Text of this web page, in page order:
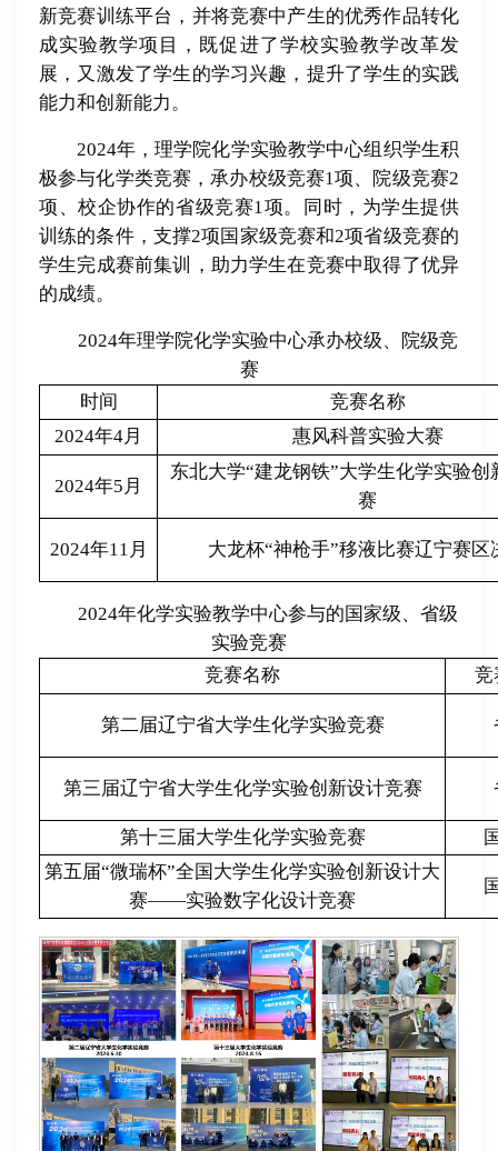
新竞赛训练平台，并将竞赛中产生的优秀作品转化
成实验教学项目，既促进了学校实验教学改革发
展，又激发了学生的学习兴趣，提升了学生的实践
能力和创新能力。
2024年，理学院化学实验教学中心组织学生积
极参与化学类竞赛，承办校级竞赛1项、院级竞赛2
项、校企协作的省级竞赛1项。同时，为学生提供
训练的条件，支撑2项国家级竞赛和2项省级竞赛的
学生完成赛前集训，助力学生在竞赛中取得了优异
的成绩。
2024年理学院化学实验中心承办校级、院级竞
赛
时间
竞赛名称
2024年4月
惠风科普实验大赛
2024年5月
东北大学“建龙钢铁”大学生化学实验创
赛
2024年11月 大龙杯“神枪手”移液比赛辽宁赛区
2024年化学实验教学中心参与的国家级、省级
实验竞赛
竞赛名称
竞
第二届辽宁省大学生化学实验竞赛
第三届辽宁省大学生化学实验创新设计竞赛
第十三届大学生化学实验竞赛
第五届“微瑞杯”全国大学生化学实验创新设计大
赛——实验数字化设计竞赛